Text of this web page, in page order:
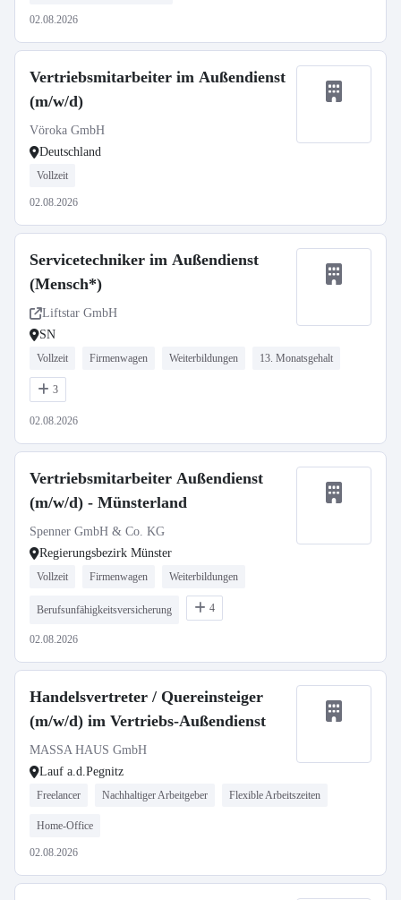
02.08.2026
Vertriebsmitarbeiter im Außendienst
(m/w/d)
Vöroka GmbH
Deutschland
Vollzeit
02.08.2026
Servicetechniker im Außendienst
(Mensch*)
Liftstar GmbH
SN
Vollzeit Firmenwagen Weiterbildungen 13. Monatsgehalt
3
02.08.2026
Vertriebsmitarbeiter Außendienst
(m/w/d) - Münsterland
Spenner GmbH & Co. KG
Regierungsbezirk Münster
Vollzeit Firmenwagen Weiterbildungen
Berufsunfähigkeitsversicherung 4
02.08.2026
Handelsvertreter / Quereinsteiger
(m/w/d) im Vertriebs-Außendienst
MASSA HAUS GmbH
Lauf a.d.Pegnitz
Freelancer Nachhaltiger Arbeitgeber Flexible Arbeitszeiten
Home-Office
02.08.2026